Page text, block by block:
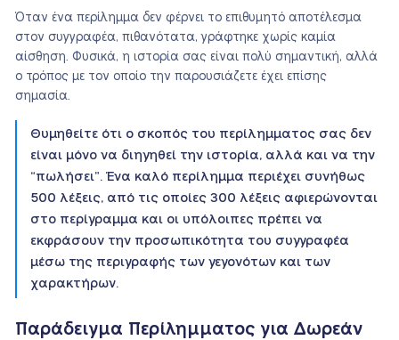
Όταν ένα περίλημμα δεν φέρνει το επιθυμητό αποτέλεσμα
στον συγγραφέα, πιθανότατα, γράφτηκε χωρίς καμία
αίσθηση. Φυσικά, η ιστορία σας είναι πολύ σημαντική, αλλά
ο τρόπος με τον οποίο την παρουσιάζετε έχει επίσης
σημασία.
Θυμηθείτε ότι ο σκοπός του περίλημματος σας δεν
είναι μόνο να διηγηθεί την ιστορία, αλλά και να την
“πωλήσει”. Ένα καλό περίλημμα περιέχει συνήθως
500 λέξεις, από τις οποίες 300 λέξεις αφιερώνονται
στο περίγραμμα και οι υπόλοιπες πρέπει να
εκφράσουν την προσωπικότητα του συγγραφέα
μέσω της περιγραφής των γεγονότων και των
χαρακτήρων.
Παράδειγμα Περίλημματος για Δωρεάν